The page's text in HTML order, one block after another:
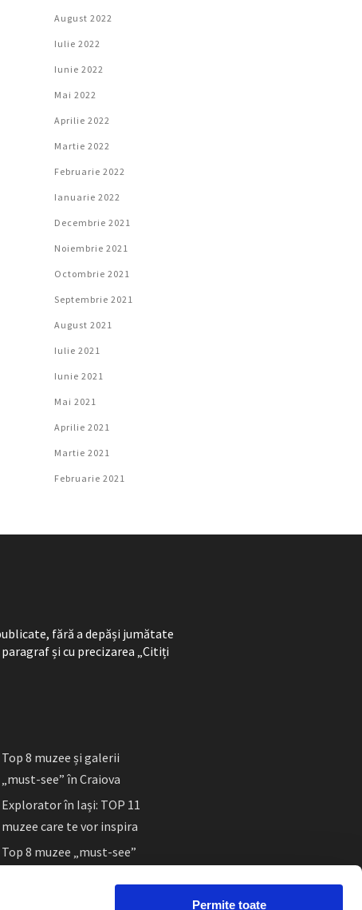
Permite toate
August 2022
Iulie 2022
Iunie 2022
Mai 2022
Aprilie 2022
Martie 2022
Februarie 2022
Ianuarie 2022
Decembrie 2021
Noiembrie 2021
Octombrie 2021
Septembrie 2021
August 2021
Iulie 2021
Iunie 2021
Mai 2021
Aprilie 2021
Martie 2021
Februarie 2021
fără a depăși jumătate
și cu precizarea „Citiți
Top 8 muzee și galerii
„must-see” în Craiova
Explorator în Iași: TOP 11
muzee care te vor inspira
Top 8 muzee „must-see”